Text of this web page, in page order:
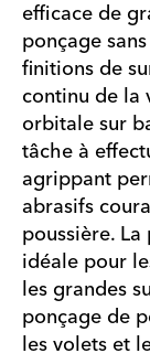
efficace de
ponçage
finitions de
continu de la
orbitale sur
tâche à
agrippant
abrasifs
poussière.
idéale pour
les grandes
ponçage de
les volets et